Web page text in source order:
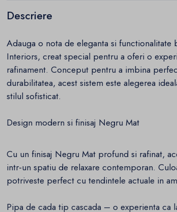
Descriere
Adauga o nota de eleganta si functionalitate
Interiors, creat special pentru a oferi o
rafinament. Conceput pentru a imbina
durabilitatea, acest sistem este alegerea
stilul sofisticat.
Design modern si finisaj Negru Mat
Cu un finisaj Negru Mat profund si rafinat,
intr-un spatiu de relaxare contemporan.
potriveste perfect cu tendintele actuale in
Pipa de cada tip cascada – o experienta ca